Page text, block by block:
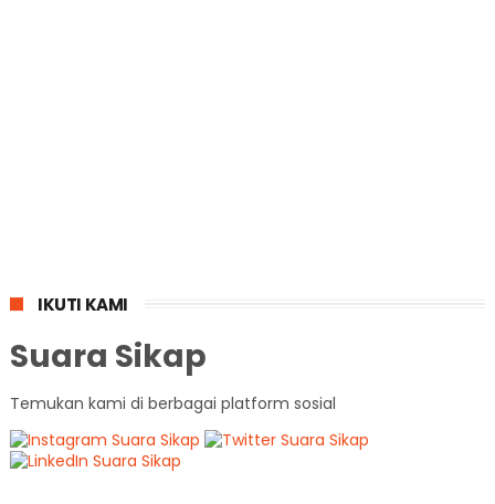
IKUTI KAMI
Suara Sikap
Temukan kami di berbagai platform sosial